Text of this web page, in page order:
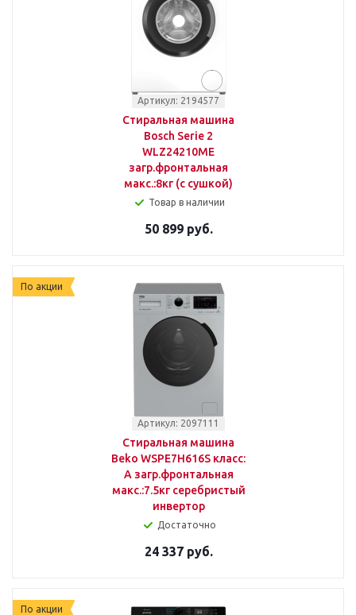
Артикул: 2194577
Стиральная машина
Bosch Serie 2
WLZ24210ME
загр.фронтальная
макс.:8кг (с сушкой)
Товар в наличии
50 899 руб.
По акции
Артикул: 2097111
Стиральная машина
Beko WSPE7H616S класс:
A загр.фронтальная
макс.:7.5кг серебристый
инвертор
Достаточно
24 337 руб.
По акции